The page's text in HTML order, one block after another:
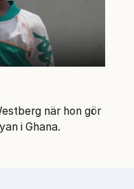
när hon gör
i Ghana.